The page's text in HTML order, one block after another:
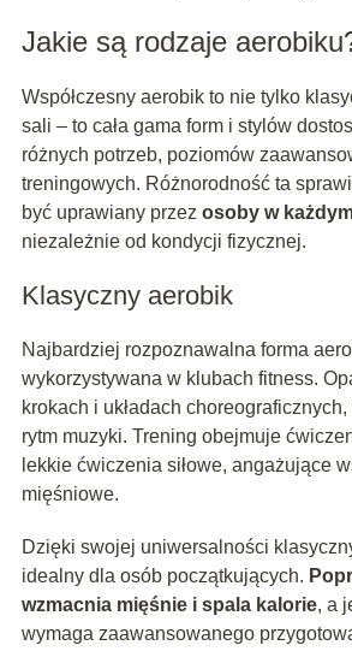
Jakie są rodzaje
Współczesny aerobik to nie tylko
sali – to cała gama form i stylów
różnych potrzeb, poziomów
treningowych. Różnorodność ta
być uprawiany przez osoby w
niezależnie od kondycji fizycznej.
Klasyczny aerobik
Najbardziej rozpoznawalna forma
wykorzystywana w klubach fitness.
krokach i układach
rytm muzyki. Trening obejmuje
lekkie ćwiczenia siłowe, angażujące
mięśniowe.
Dzięki swojej uniwersalności
idealny dla osób początkujących.
wzmacnia mięśnie i spala kalorie, a
wymaga zaawansowanego